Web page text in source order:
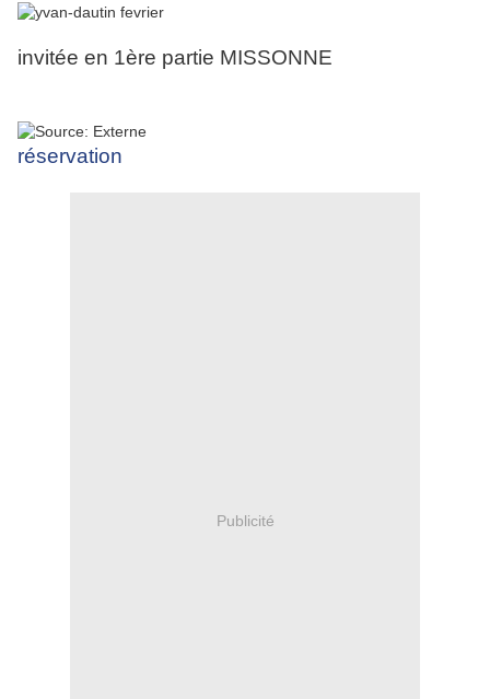
invitée en 1ère partie MISSONNE
réservation
Publicité